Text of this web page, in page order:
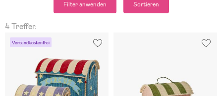
Filter anwenden Sortieren
4 Treffer.
Versandkostenfrei